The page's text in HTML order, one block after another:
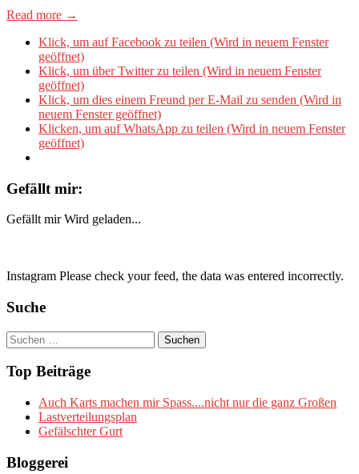
Read more →
Klick, um auf Facebook zu teilen (Wird in neuem Fenster
geöffnet)
Klick, um über Twitter zu teilen (Wird in neuem Fenster
geöffnet)
Klick, um dies einem Freund per E-Mail zu senden (Wird in
neuem Fenster geöffnet)
Klicken, um auf WhatsApp zu teilen (Wird in neuem Fenster
geöffnet)
Gefällt mir:
Gefällt mir Wird geladen...
Instagram Please check your feed, the data was entered incorrectly.
Suche
Suchen
nach:
Top Beiträge
Auch Karts machen mir Spass....nicht nur die ganz Großen
Lastverteilungsplan
Gefälschter Gurt
Bloggerei